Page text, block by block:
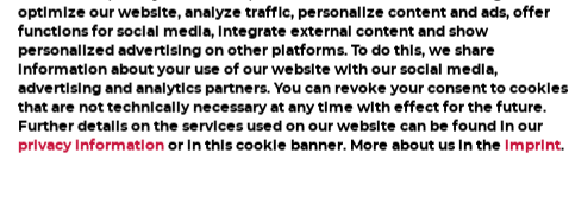
optimize our website, analyze traffic, personalize content and ads, offer
functions for social media, integrate external content and show
personalized advertising on other platforms. To do this, we share
information about your use of our website with our social media,
advertising and analytics partners. You can revoke your consent to cookies
that are not technically necessary at any time with effect for the future.
Further details on the services used on our website can be found in our
privacy information or in this cookie banner. More about us in the imprint.